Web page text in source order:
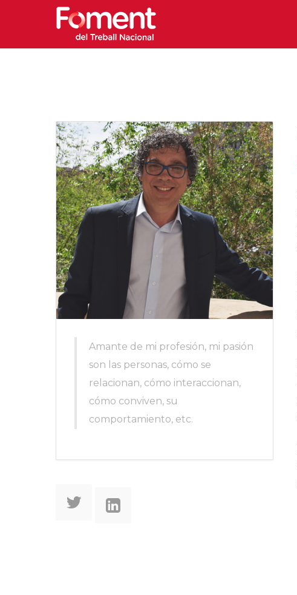
Amante de mi profesión, mi pasión
son las personas, cómo se
relacionan, cómo interaccionan,
cómo conviven, su
comportamiento, etc.